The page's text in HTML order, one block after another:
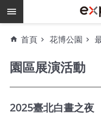
跳到主要內容區塊
門
地
首頁 花博公園
園區展演活動
2025臺北白晝之夜